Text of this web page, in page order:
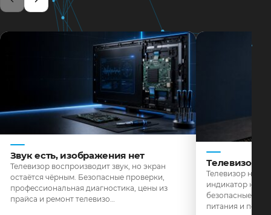
Звук есть, изображения нет
Телевизор воспроизводит звук, но экран
остаётся чёрным. Безопасные проверки,
профессиональная диагностика, цены из
прайса и ремонт телевизо…
Телевизор
Телевизор не
индикатор не
безопасные
питания и